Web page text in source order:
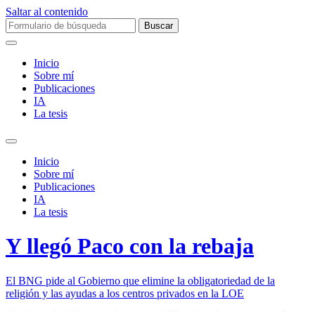
Saltar al contenido
Buscar:
Inicio
Sobre mí­
Publicaciones
IA
La tesis
Alternar
campo
búsqueda
Inicio
Sobre mí­
Publicaciones
IA
La tesis
Y llegó Paco con la rebaja
El BNG pide al Gobierno que elimine la obligatoriedad de la
religión y las ayudas a los centros privados en la LOE